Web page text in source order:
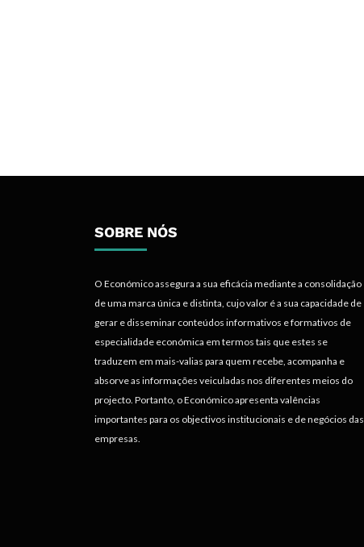
SOBRE NÓS
O Económico assegura a sua eficácia mediante a consolidação
de uma marca única e distinta, cujo valor é a sua capacidade de
gerar e disseminar conteúdos informativos e formativos de
especialidade económica em termos tais que estes se
traduzem em mais-valias para quem recebe, acompanha e
absorve as informações veiculadas nos diferentes meios do
projecto. Portanto, o Económico apresenta valências
importantes para os objectivos institucionais e de negócios das
empresas.